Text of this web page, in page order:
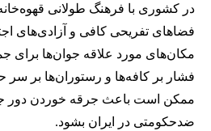
در کشوری با فرهنگ طولانی
فضاهای تفریحی کافی و آزادی‌های
مکان‌های مورد علاقه جوان‌ها برای
فشار بر کافه‌ها و رستوران‌ها بر سر
ممکن است باعث جرقه خوردن دور
ضدحکومتی در ایران بشود.